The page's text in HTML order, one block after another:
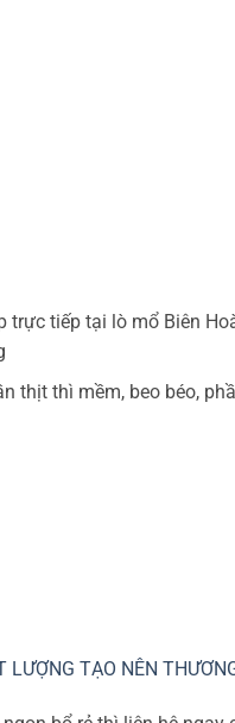
tiếp tại lò mổ Biên
thịt thì mềm, beo béo,
LƯỢNG TẠO NÊN